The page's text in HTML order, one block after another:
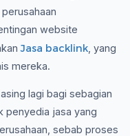
website
Jasa backlink , yang
mereka.
lagi bagi sebagian
penyedia jasa yang
sebab proses